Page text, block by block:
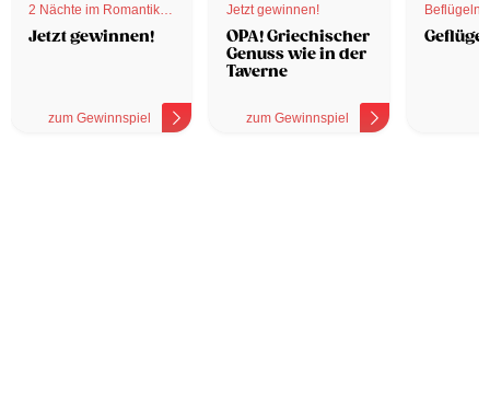
2 Nächte im Romantik
Hotel
Jetzt gewinnen!
zum Gewinnspiel
Jetzt gewinnen!
OPA! Griechischer
Genuss wie in der
Taverne
zum Gewinnspiel